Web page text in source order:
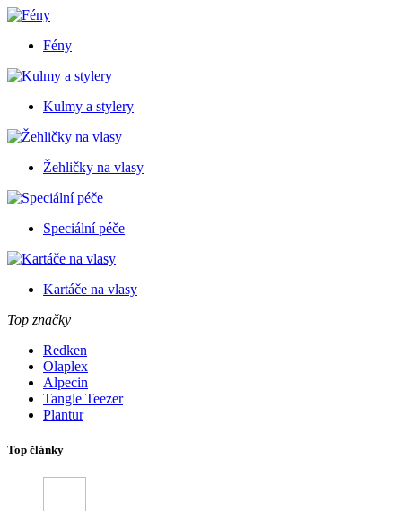
Fény
Kulmy a stylery
Žehličky na vlasy
Speciální péče
Kartáče na vlasy
Top značky
Redken
Olaplex
Alpecin
Tangle Teezer
Plantur
Top články